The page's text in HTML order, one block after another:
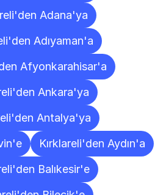
Adana'ya
Adıyaman'a
Afyonkarahisar'a
Ankara'ya
Antalya'ya
Kırklareli'den Aydın'a
Balıkesir'e